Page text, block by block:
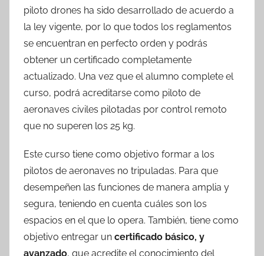
piloto drones ha sido desarrollado de acuerdo a
la ley vigente, por lo que todos los reglamentos
se encuentran en perfecto orden y podrás
obtener un certificado completamente
actualizado. Una vez que el alumno complete el
curso, podrá acreditarse como piloto de
aeronaves civiles pilotadas por control remoto
que no superen los 25 kg.
Este curso tiene como objetivo formar a los
pilotos de aeronaves no tripuladas. Para que
desempeñen las funciones de manera amplia y
segura, teniendo en cuenta cuáles son los
espacios en el que lo opera. También, tiene como
objetivo entregar un certificado básico, y
avanzado, que acredite el conocimiento del